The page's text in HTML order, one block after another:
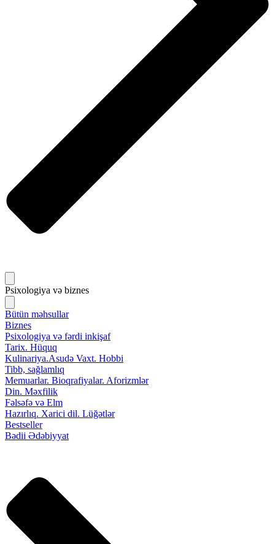
Psixologiya və biznes
Bütün məhsullar
Biznes
Psixologiya və fərdi inkişaf
Tarix. Hüquq
Kulinariya.Asudə Vaxt. Hobbi
Tibb, sağlamlıq
Memuarlar. Bioqrafiyalar. Aforizmlər
Din. Məxfilik
Fəlsəfə və Elm
Hazırlıq. Xarici dil. Lüğətlər
Bestseller
Bədii Ədəbiyyat